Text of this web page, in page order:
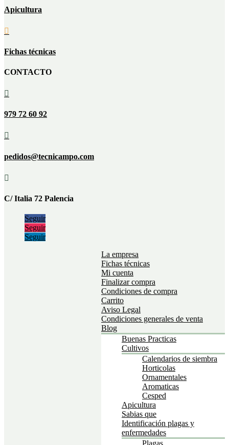
Apicultura

Fichas técnicas
CONTACTO

979 72 60 92

pedidos@tecnicampo.com

C/ Italia 72 Palencia
Seguir
Seguir
Seguir
La empresa
Fichas técnicas
Mi cuenta
Finalizar compra
Condiciones de compra
Carrito
Aviso Legal
Condiciones generales de venta
Blog
Buenas Practicas
Cultivos
Calendarios de siembra
Horticolas
Ornamentales
Aromaticas
Cesped
Apicultura
Sabias que
Identificación plagas y
enfermedades